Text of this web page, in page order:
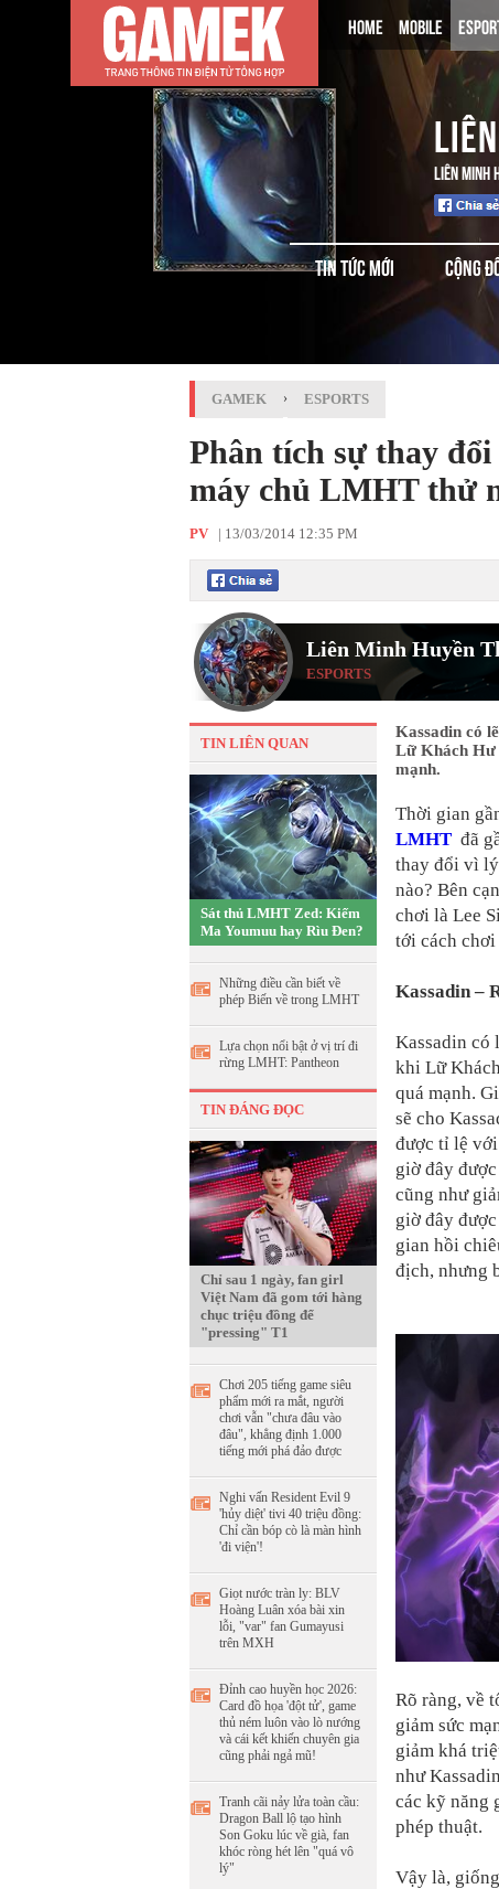
HOME MOBILE
LIÊN MINH
TIN TỨC MỚI CỘNG
GAMEK › ESPORTS
Phân tích sự thay
máy chủ LMHT thử
PV | 13/03/2014 12:35 PM
Liên Minh Huyền
ESPORTS
TIN LIÊN QUAN
Sát thủ LMHT Zed: Kiếm
Ma Youmuu hay Rìu Đen?
Những điều cần biết về
phép Biến về trong LMHT
Lựa chọn nổi bật ở vị trí đi
rừng LMHT: Pantheon
TIN ĐÁNG ĐỌC
Chỉ sau 1 ngày, fan girl
Việt Nam đã gom tới hàng
chục triệu đồng để
"pressing" T1
Chơi 205 tiếng game siêu
phẩm mới ra mắt, người
chơi vẫn "chưa đâu vào
đâu", khẳng định 1.000
tiếng mới phá đảo được
Nghi vấn Resident Evil 9
'hủy diệt' tivi 40 triệu đồng:
Chỉ cần bóp cò là màn hình
'đi viện'!
Giọt nước tràn ly: BLV
Hoàng Luân xóa bài xin
lỗi, "var" fan Gumayusi
trên MXH
Đỉnh cao huyền học 2026:
Card đồ họa 'đột tử', game
thủ ném luôn vào lò nướng
và cái kết khiến chuyên gia
cũng phải ngả mũ!
Tranh cãi nảy lửa toàn cầu:
Dragon Ball lộ tạo hình
Son Goku lúc về già, fan
khóc ròng hét lên "quá vô
lý"
Kassadin có
Lữ Khách Hư
mạnh.
Thời gian
LMHT đã
thay đổi vì lý
nào? Bên
chơi là Lee
tới cách chơi
Kassadin –
Kassadin có
khi Lữ
quá mạnh.
sẽ cho
được tỉ lệ
giờ đây
cũng như
giờ đây
gian hồi
địch, nhưng
Rõ ràng, về
giảm sức
giảm khá
như
các kỹ năng
phép thuật.
Vậy là,